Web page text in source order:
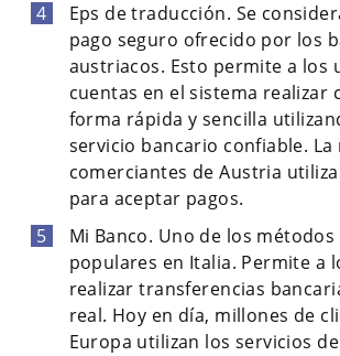
Eps de traducción. Se
pago seguro ofrecido por los
austriacos. Esto permite a los
cuentas en el sistema realizar
forma rápida y sencilla
servicio bancario confiable. La
comerciantes de Austria
para aceptar pagos.
Mi Banco. Uno de los métodos
populares en Italia. Permite a
realizar transferencias
real. Hoy en día, millones de
Europa utilizan los servicios